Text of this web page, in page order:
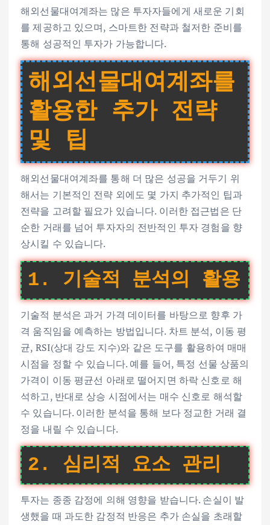
해외선물대여계좌는 많은 투자자들에게 새로운 기회
를 제공하고 있으며, 스마트한 전략과 철저한 준비를
통해 성공적인 투자가 가능합니다.
해외선물대여계좌를
활용한 추가 전략
및 팁
해외선물대여계좌를 통해 더 많은 성공을 거두기 위
해서는 기본적인 전략 외에도 몇 가지 추가적인 팁과
전략을 고려할 필요가 있습니다. 이러한 접근법은 단
순한 거래를 넘어 투자자의 전반적인 투자 경험을 향
상시킬 수 있습니다.
1. 기술적 분석의 활용
기술적 분석은 과거 가격 데이터를 바탕으로 향후 가
격 움직임을 예측하는 방법입니다. 차트 분석, 이동 평
균, RSI(상대 강도 지수)와 같은 도구를 활용하여 매매
시점을 정할 수 있습니다. 예를 들어, 특정 선물 상품의
가격이 이동 평균선 아래로 떨어지면 하락 신호로 해
석하고, 반대로 상승 시점에서는 매수 신호로 해석할
수 있습니다. 이러한 분석을 통해 보다 정교한 거래 결
정을 내릴 수 있습니다.
2. 심리적 요소 관리
투자는 종종 감정에 의해 영향을 받습니다. 손실이 발
생했을 때 과도한 감정적 반응은 추가 손실을 초래할